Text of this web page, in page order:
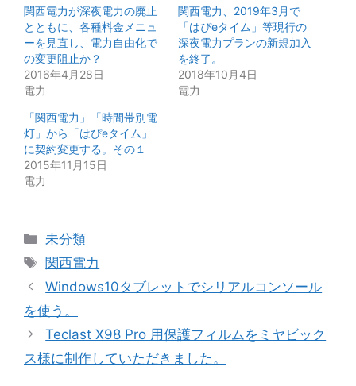
関西電力が深夜電力の廃止
とともに、各種料金メニュ
ーを見直し、電力自由化で
の変更阻止か？
2016年4月28日
電力
関西電力、2019年3月で
「はぴeタイム」等現行の
深夜電力プランの新規加入
を終了。
2018年10月4日
電力
「関西電力」「時間帯別電
灯」から「はぴeタイム」
に契約変更する。その１
2015年11月15日
電力
カ
テ
リ
ー
未分類
タ
グ
関西電力
Windows10タブレットでシリアルコンソール
を使う。
Teclast X98 Pro 用保護フィルムをミヤビック
ス様に制作していただきました。